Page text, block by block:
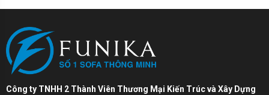
Công ty TNHH 2 Thành Viên Thương Mại Kiến Trúc và Xây Dựng